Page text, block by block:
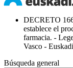
DECRETO
establece el
farmacia. -
Vasco -
Búsqueda general